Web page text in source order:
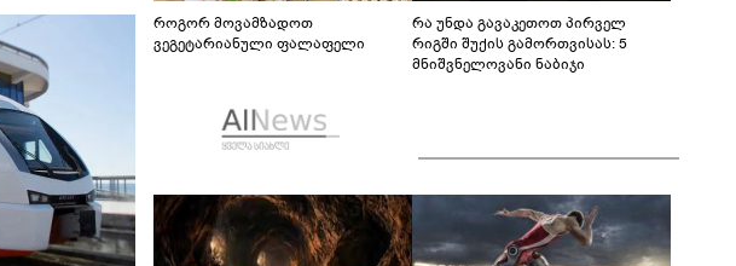
როგორ მოვამზადოთ
ვეგეტარიანული ფალაფელი
რა უნდა გავაკეთოთ პირველ
რიგში შუქის გამორთვისას: 5
მნიშვნელოვანი ნაბიჯი